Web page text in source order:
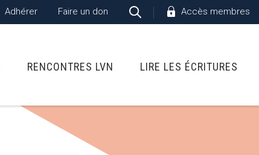
Adhérer Faire un don Accès membres
RENCONTRES LVN LIRE LES ÉCRITURES